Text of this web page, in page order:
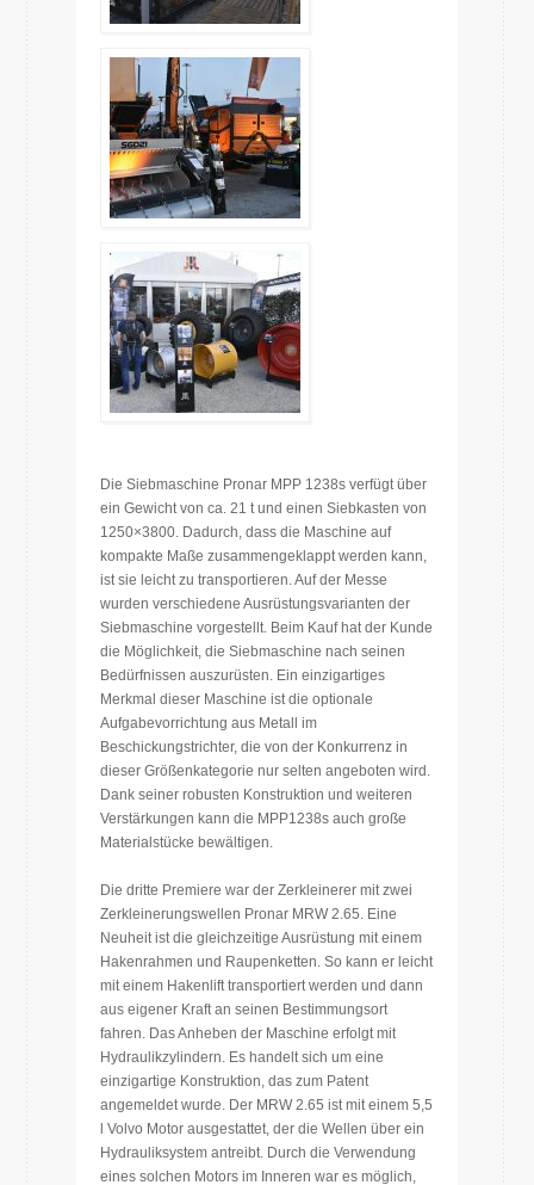
Die Siebmaschine Pronar MPP 1238s verfügt über
ein Gewicht von ca. 21 t und einen Siebkasten von
1250×3800. Dadurch, dass die Maschine auf
kompakte Maße zusammengeklappt werden kann,
ist sie leicht zu transportieren. Auf der Messe
wurden verschiedene Ausrüstungsvarianten der
Siebmaschine vorgestellt. Beim Kauf hat der Kunde
die Möglichkeit, die Siebmaschine nach seinen
Bedürfnissen auszurüsten. Ein einzigartiges
Merkmal dieser Maschine ist die optionale
Aufgabevorrichtung aus Metall im
Beschickungstrichter, die von der Konkurrenz in
dieser Größenkategorie nur selten angeboten wird.
Dank seiner robusten Konstruktion und weiteren
Verstärkungen kann die MPP1238s auch große
Materialstücke bewältigen.
Die dritte Premiere war der Zerkleinerer mit zwei
Zerkleinerungswellen Pronar MRW 2.65. Eine
Neuheit ist die gleichzeitige Ausrüstung mit einem
Hakenrahmen und Raupenketten. So kann er leicht
mit einem Hakenlift transportiert werden und dann
aus eigener Kraft an seinen Bestimmungsort
fahren. Das Anheben der Maschine erfolgt mit
Hydraulikzylindern. Es handelt sich um eine
einzigartige Konstruktion, das zum Patent
angemeldet wurde. Der MRW 2.65 ist mit einem 5,5
l Volvo Motor ausgestattet, der die Wellen über ein
Hydrauliksystem antreibt. Durch die Verwendung
eines solchen Motors im Inneren war es möglich,